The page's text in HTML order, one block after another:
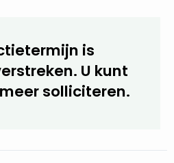
is
U kunt